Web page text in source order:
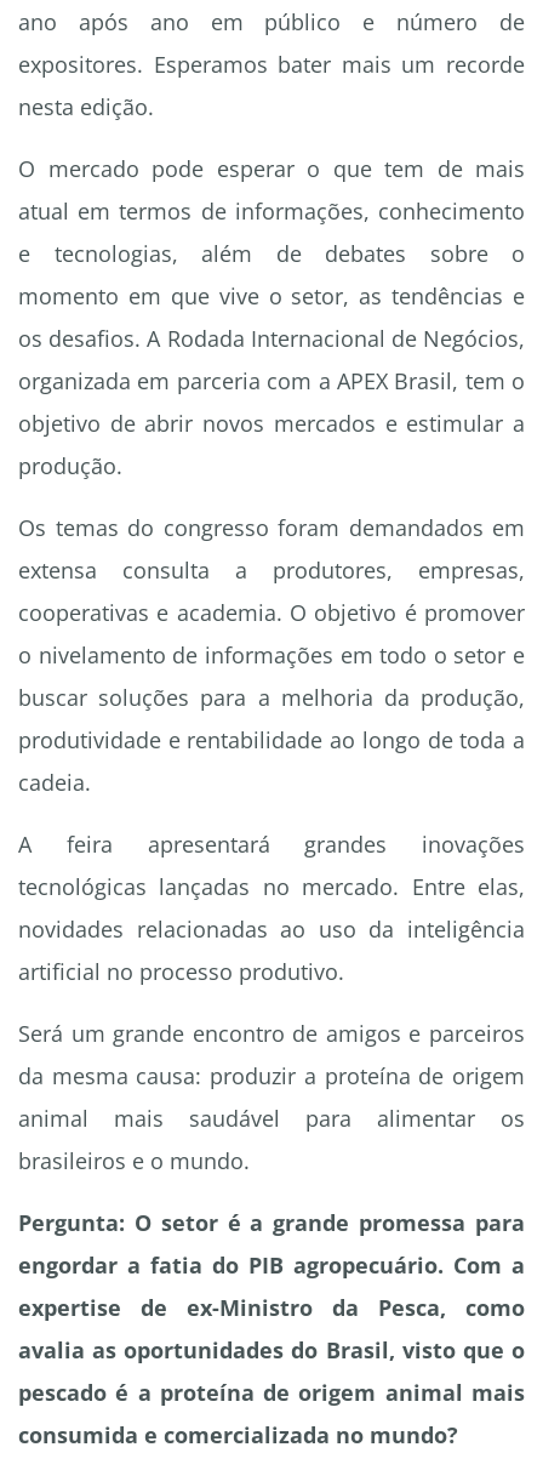
ano após ano em público e número de
expositores. Esperamos bater mais um recorde
nesta edição.
O mercado pode esperar o que tem de mais
atual em termos de informações, conhecimento
e tecnologias, além de debates sobre o
momento em que vive o setor, as tendências e
os desafios. A Rodada Internacional de Negócios,
organizada em parceria com a APEX Brasil, tem o
objetivo de abrir novos mercados e estimular a
produção.
Os temas do congresso foram demandados em
extensa consulta a produtores, empresas,
cooperativas e academia. O objetivo é promover
o nivelamento de informações em todo o setor e
buscar soluções para a melhoria da produção,
produtividade e rentabilidade ao longo de toda a
cadeia.
A feira apresentará grandes inovações
tecnológicas lançadas no mercado. Entre elas,
novidades relacionadas ao uso da inteligência
artificial no processo produtivo.
Será um grande encontro de amigos e parceiros
da mesma causa: produzir a proteína de origem
animal mais saudável para alimentar os
brasileiros e o mundo.
Pergunta: O setor é a grande promessa para
engordar a fatia do PIB agropecuário. Com a
expertise de ex-Ministro da Pesca, como
avalia as oportunidades do Brasil, visto que o
pescado é a proteína de origem animal mais
consumida e comercializada no mundo?